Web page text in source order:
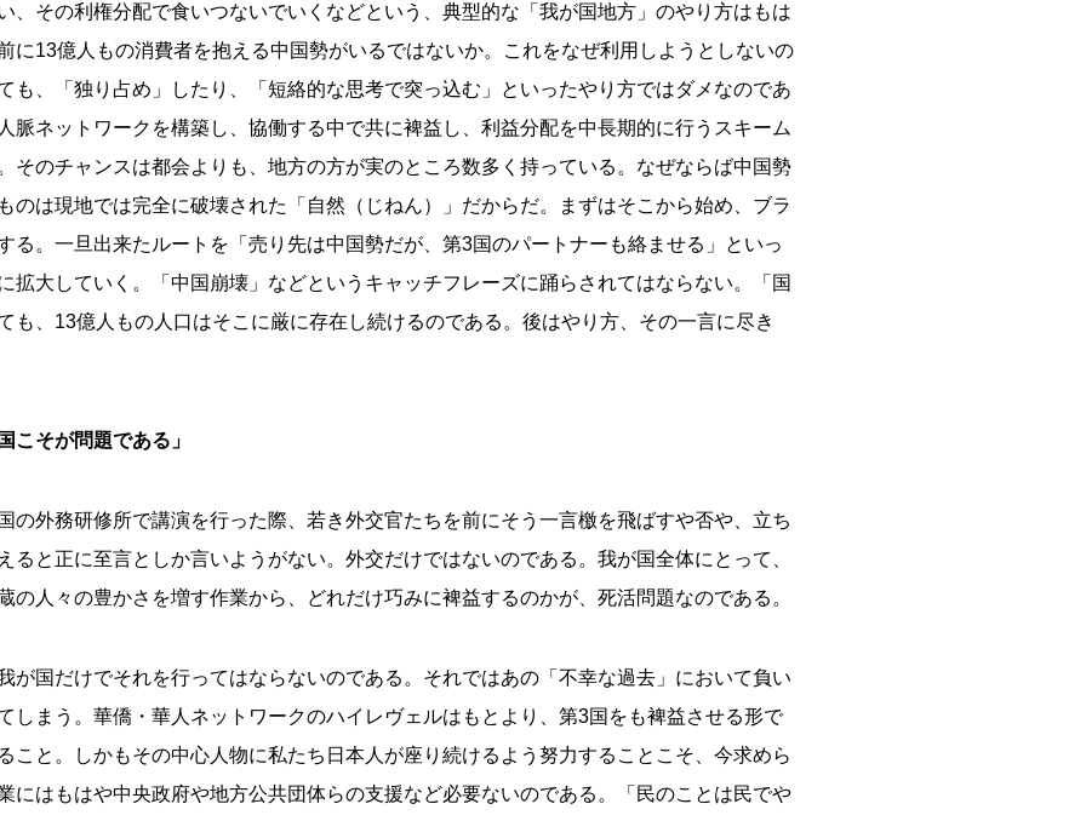
、その利権分配で食いつないでいくなどという、典型的な「我が国地方」のやり方はもは
に13億人もの消費者を抱える中国勢がいるではないか。これをなぜ利用しようとしないの
も、「独り占め」したり、「短絡的な思考で突っ込む」といったやり方ではダメなのであ
脈ネットワークを構築し、協働する中で共に裨益し、利益分配を中長期的に行うスキーム
そのチャンスは都会よりも、地方の方が実のところ数多く持っている。なぜならば中国勢
のは現地では完全に破壊された「自然（じねん）」だからだ。まずはそこから始め、ブラ
る。一旦出来たルートを「売り先は中国勢だが、第3国のパートナーも絡ませる」といっ
拡大していく。「中国崩壊」などというキャッチフレーズに踊らされてはならない。「国
も、13億人もの人口はそこに厳に存在し続けるのである。後はやり方、その一言に尽き
こそが問題である」
の外務研修所で講演を行った際、若き外交官たちを前にそう一言檄を飛ばすや否や、立ち
ると正に至言としか言いようがない。外交だけではないのである。我が国全体にとって、
の人々の豊かさを増す作業から、どれだけ巧みに裨益するのかが、死活問題なのである。
が国だけでそれを行ってはならないのである。それではあの「不幸な過去」において負い
しまう。華僑・華人ネットワークのハイレヴェルはもとより、第3国をも裨益させる形で
こと。しかもその中心人物に私たち日本人が座り続けるよう努力することこそ、今求めら
にはもはや中央政府や地方公共団体らの支援など必要ないのである。「民のことは民でや